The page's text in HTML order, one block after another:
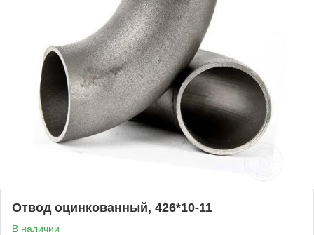
Отвод оцинкованный, 426*10-11
В наличии